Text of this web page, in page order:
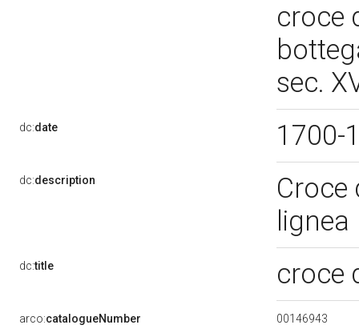
croce
sec.
dc:date 1700-
dc:description
Croce
lignea
dc:title croce
arco:catalogueNumber 00146943